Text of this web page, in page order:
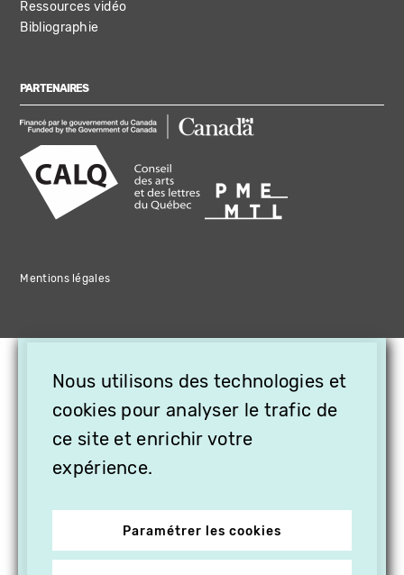
Ressources vidéo
Bibliographie
PARTENAIRES
Mentions légales
Nous utilisons des technologies et
cookies pour analyser le trafic de
ce site et enrichir votre
expérience.
Paramétrer les cookies
OFFREZ LA VIDÉO EN
CADEAU, ABONNEZ VOS
PROCHES À VITHÈQUE !